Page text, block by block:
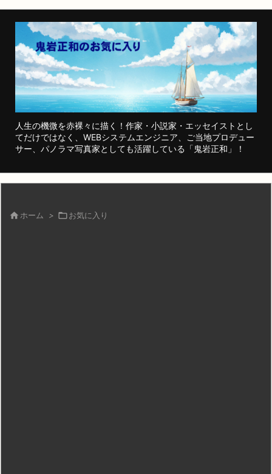
人生の機微を赤裸々に描く！作家・小説家・エッセイストとし
てだけではなく、WEBシステムエンジニア、ご当地プロデュー
サー、パノラマ写真家としても活躍している「鬼岩正和」！
 ホーム > お気に入り